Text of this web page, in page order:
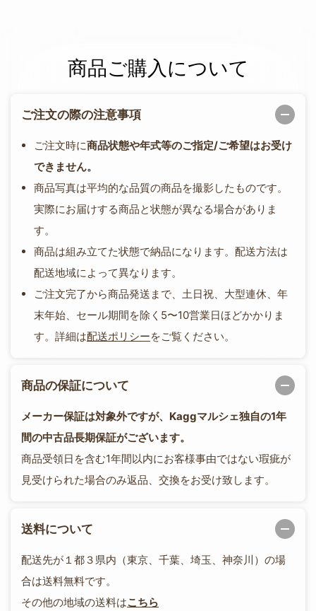
商品ご購入について
ご注文の際の注意事項
ご注文時に商品状態や年式等のご指定/ご希望はお受け
できません。
商品写真は平均的な品質の商品を撮影したものです。
実際にお届けする商品と状態が異なる場合がありま
す。
商品は組み立てた状態で納品になります。配送方法は
配送地域によって異なります。
ご注文完了から商品発送まで、土日祝、大型連休、年
末年始、セール期間を除く5〜10営業日ほどかかりま
す。詳細は配送ポリシーをご覧ください。
商品の保証について
メーカー保証は対象外ですが、Kaggマルシェ独自の1年
間の中古品長期保証がございます。
商品受領日を含む1年間以内にお客様事由ではない瑕疵が
見受けられた場合のみ返品、交換をお受け致します。
送料について
配送先が１都３県内（東京、千葉、埼玉、神奈川）の場
合は送料無料です。
その他の地域の送料はこちら